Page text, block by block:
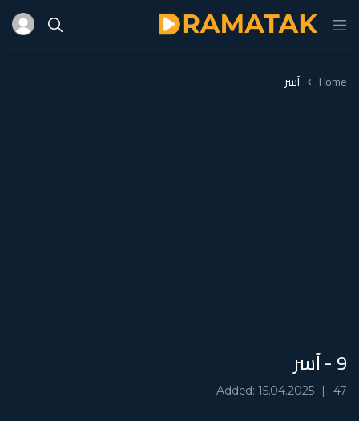
Home آسر
9 - آسر
47
Added: 15.04.2025